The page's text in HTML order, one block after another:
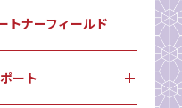
トナーフィールド
ート